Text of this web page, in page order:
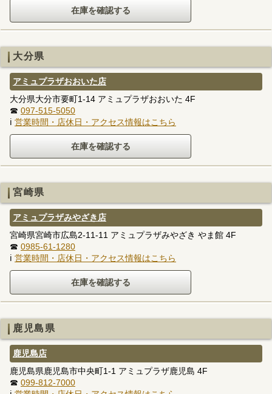
大分県
アミュプラザおおいた店
大分県大分市要町1-14 アミュプラザおおいた 4F
☎ 097-515-5050
ℹ 営業時間・店休日・アクセス情報はこちら
宮崎県
アミュプラザみやざき店
宮崎県宮崎市広島2-11-11 アミュプラザみやざき やま館 4F
☎ 0985-61-1280
ℹ 営業時間・店休日・アクセス情報はこちら
鹿児島県
鹿児島店
鹿児島県鹿児島市中央町1-1 アミュプラザ鹿児島 4F
☎ 099-812-7000